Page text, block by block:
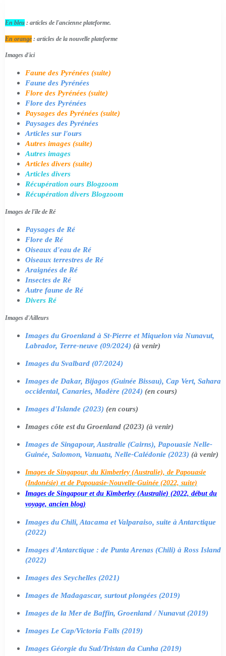
En bleu : articles de l'ancienne plateforme.
En orange : articles de la nouvelle plateforme
Images d'ici
Faune des Pyrénées (suite)
Faune des Pyrénées
Flore des Pyrénées (suite)
Flore des Pyrénées
Paysages des Pyrénées (suite)
Paysages des Pyrénées
Articles sur l'ours
Autres images (suite)
Autres images
Articles divers (suite)
Articles divers
Récupération ours Blogzoom
Récupération divers Blogzoom
Images de l'île de Ré
Paysages de Ré
Flore de Ré
Oiseaux d'eau de Ré
Oiseaux terrestres de Ré
Araignées de Ré
Insectes de Ré
Autre faune de Ré
Divers Ré
Images d'Ailleurs
Images du Groenland à St-Pierre et Miquelon via Nunavut,
Labrador, Terre-neuve (09/2024) (à venir)
Images du Svalbard (07/2024)
Images de Dakar, Bijagos (Guinée Bissau), Cap Vert, Sahara
occidental, Canaries, Madère (2024) (en cours)
Images d'Islande (2023) (en cours)
Images côte est du Groenland (2023) (à venir)
Images de Singapour, Australie (Cairns), Papouasie Nelle-
Guinée, Salomon, Vanuatu, Nelle-Calédonie (2023) (à venir)
Images de Singapour, du Kimberley (Australie), de Papouasie
(Indonésie) et de Papouasie-Nouvelle-Guinée (2022, suite)
Images de Singapour et du Kimberley (Australie) (2022, début du
voyage, ancien blog)
Images du Chili, Atacama et Valparaiso, suite à Antarctique
(2022)
Images d'Antarctique : de Punta Arenas (Chili) à Ross Island
(2022)
Images des Seychelles (2021)
Images de Madagascar, surtout plongées (2019)
Images de la Mer de Baffin, Groenland / Nunavut (2019)
Images Le Cap/Victoria Falls (2019)
Images Géorgie du Sud/Tristan da Cunha (2019)